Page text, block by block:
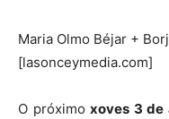
Maria Olmo Béjar +
[lasonceymedia.com]
O próximoxoves 3 de